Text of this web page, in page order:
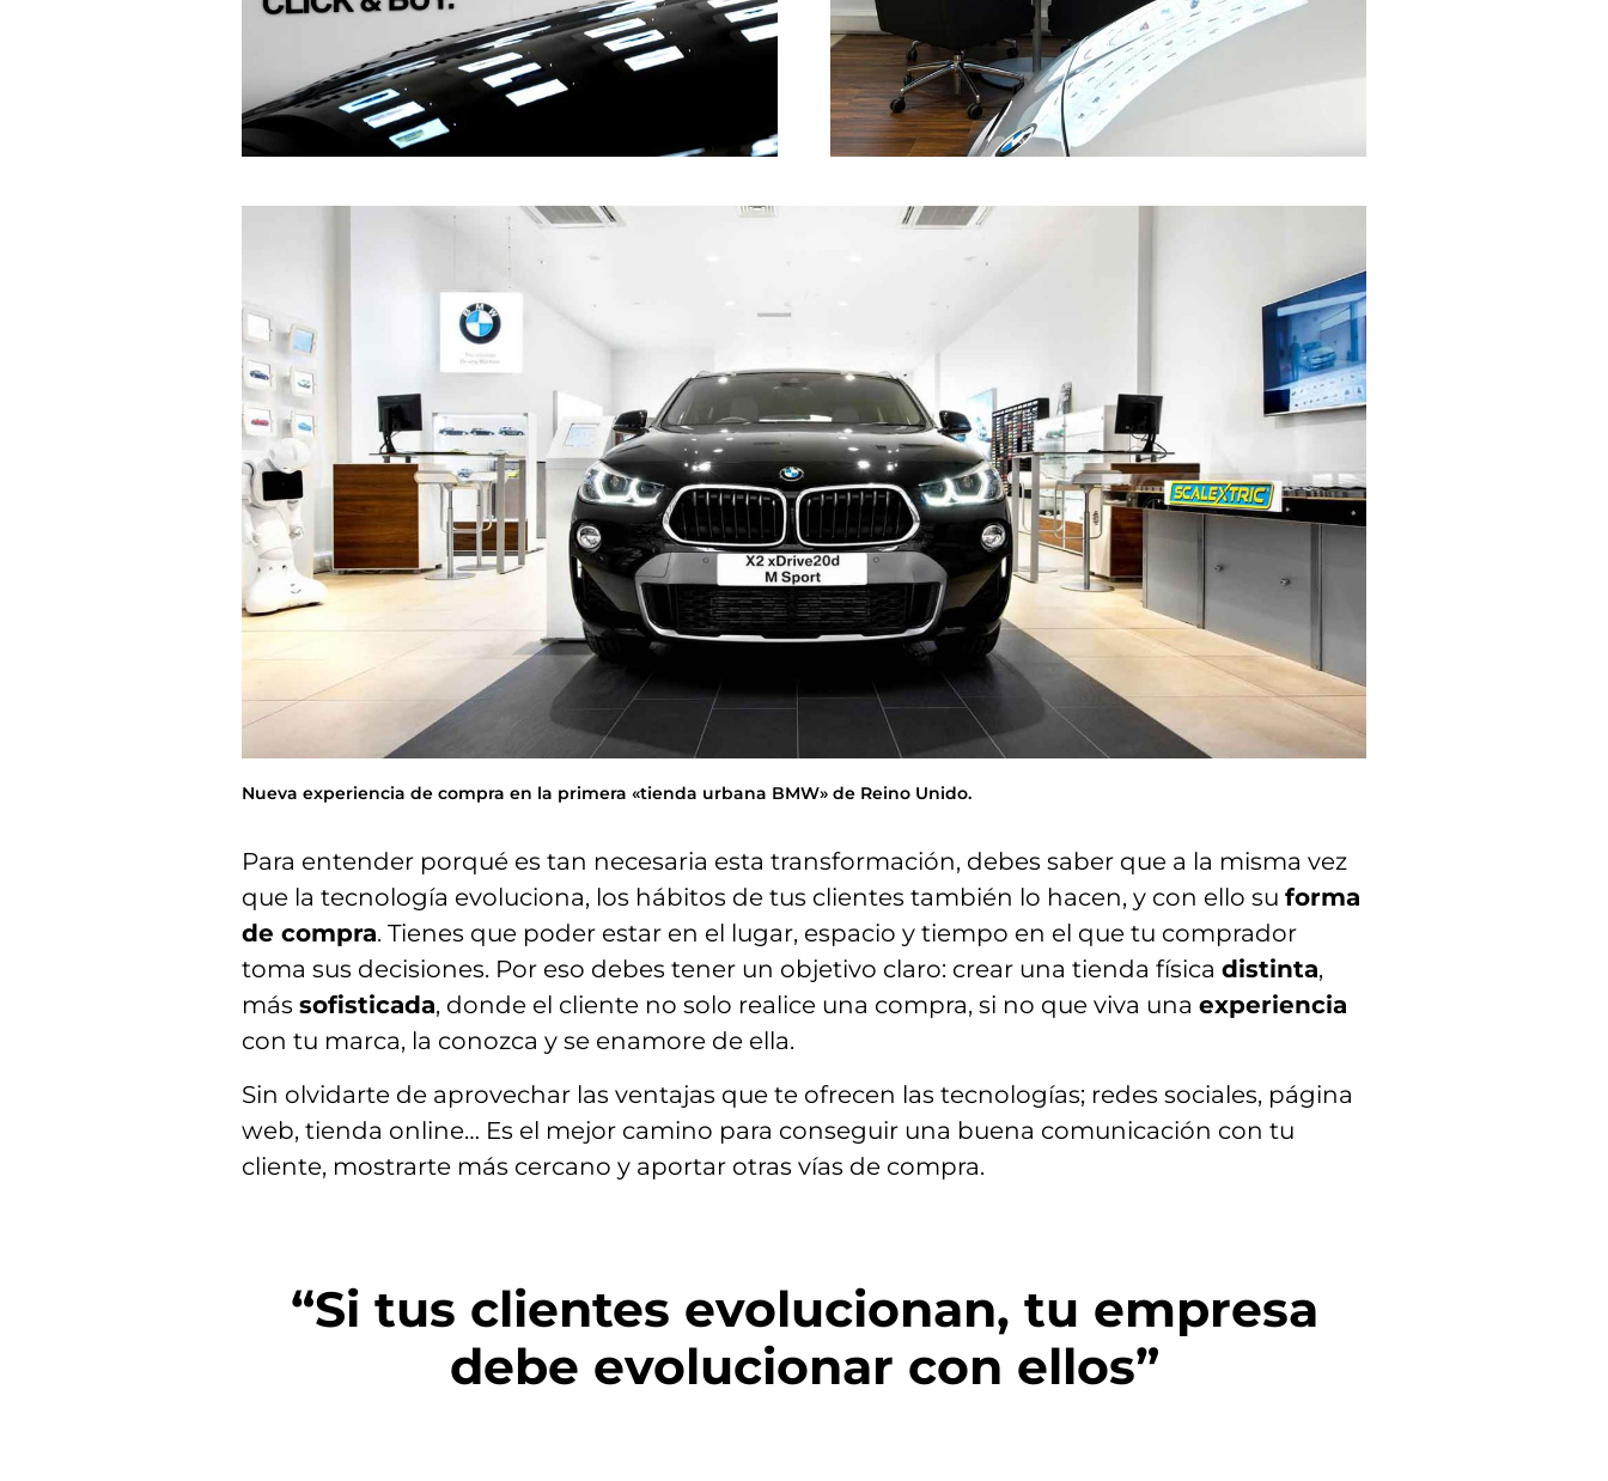
Nueva experiencia de compra en la primera «tienda urbana BMW» de Reino Unido.
Para entender porqué es tan necesaria esta transformación, debes saber que a la misma vez
que la tecnología evoluciona, los hábitos de tus clientes también lo hacen, y con ello su forma
de compra. Tienes que poder estar en el lugar, espacio y tiempo en el que tu comprador
toma sus decisiones. Por eso debes tener un objetivo claro: crear una tienda física distinta,
más sofisticada, donde el cliente no solo realice una compra, si no que viva una experiencia
con tu marca, la conozca y se enamore de ella.
Sin olvidarte de aprovechar las ventajas que te ofrecen las tecnologías; redes sociales, página
web, tienda online… Es el mejor camino para conseguir una buena comunicación con tu
cliente, mostrarte más cercano y aportar otras vías de compra.
“Si tus clientes evolucionan, tu empresa
debe evolucionar con ellos”